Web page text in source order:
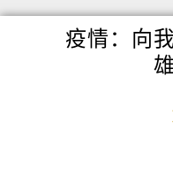
疫情：向